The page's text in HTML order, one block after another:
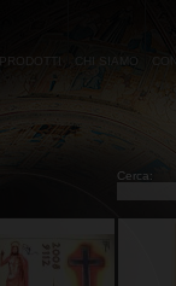
PRODOTTI CHI SIAMO
Cerca: